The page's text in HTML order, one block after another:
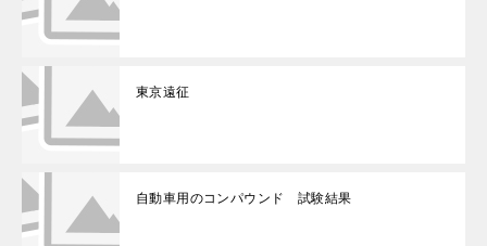
東京遠征
自動車用のコンパウンド 試験結果